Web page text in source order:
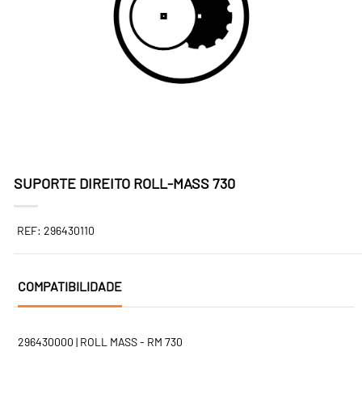
SUPORTE DIREITO ROLL-MASS 730
REF: 296430110
COMPATIBILIDADE
296430000 | ROLL MASS - RM 730